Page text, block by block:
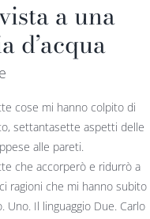
a una
d’acqua
cose mi hanno colpito di
settantasette aspetti delle
alle pareti.
che accorperò e ridurrò a
ragioni che mi hanno subito
Uno. Il linguaggio Due. Carlo